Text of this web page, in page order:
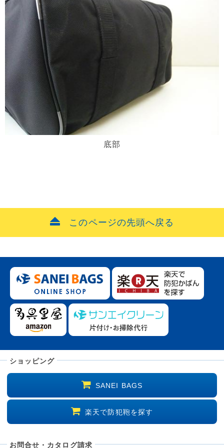
底部
このページの先頭へ戻る
ショッピング
SANEI BAGS
楽天で防犯鞄を探す
お問合せ・カタログ請求